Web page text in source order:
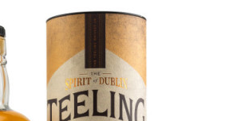
Anknüpfung an alte Traditionen. John
zwar erst 2014 und damit die
Teeling
die bis in die Zeit der
Nachdem John Teeling die Cooley